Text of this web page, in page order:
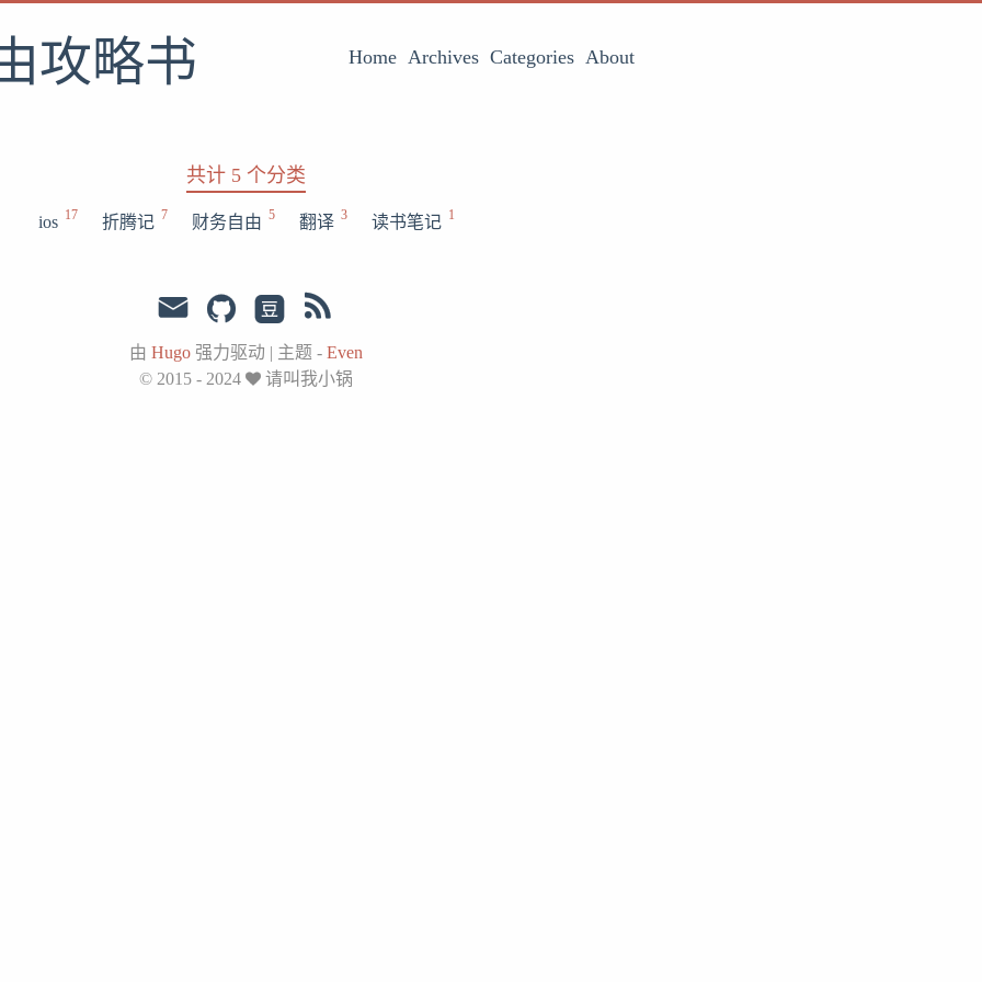
攻略书 Home Archives Categories About
共计 5 个分类
ios 17 折腾记 7 财务自由 5 翻译 3 读书笔记 1
由 Hugo强力驱动 | 主题 - Even
© 2015 - 2024
请叫我小锅